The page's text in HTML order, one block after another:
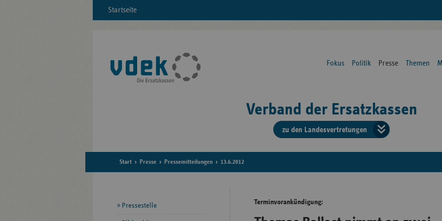
Startseite
Fokus Politik Presse Themen
Verband der Ersatzkassen
zu den Landesvertretungen
der
Start Presse Pressemitteilungen 13.6.2012
Terminvorankündigung:
Seitennavigation
Pressestelle